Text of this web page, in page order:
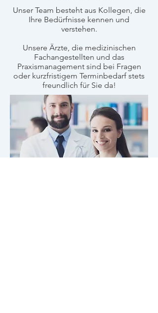
Unser Team besteht aus Kollegen, die
Ihre Bedürfnisse kennen und
verstehen.
Unsere Ärzte, die medizinischen
Fachangestellten und das
Praxismanagement sind bei Fragen
oder kurzfristigem Terminbedarf stets
freundlich für Sie da!